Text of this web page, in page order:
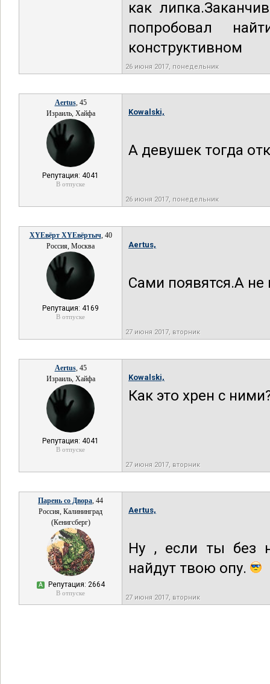
как
попробовал
конструктивном
26 июня 2017, понедельник
Aertus, 45
Израиль, Хайфа
Репутация: 4041
В отпуске
Kowalski,
А девушек тогда
26 июня 2017, понедельник
XYEвёрт XYEвёртыч, 40
Россия, Москва
Репутация: 4169
В отпуске
Aertus,
Сами появятся.А не
27 июня 2017, вторник
Aertus, 45
Израиль, Хайфа
Репутация: 4041
В отпуске
Kowalski,
Как это хрен с
27 июня 2017, вторник
Парень со Двора, 44
Россия, Калининград
(Кенигсберг)
А Репутация: 2664
В отпуске
Aertus,
Ну , если ты без
найдут твою опу.
27 июня 2017, вторник